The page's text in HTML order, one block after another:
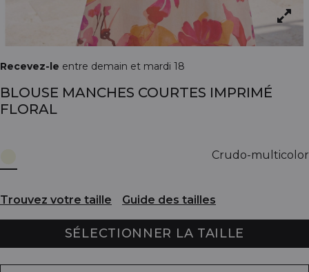
Recevez-le entre demain et mardi 18
BLOUSE MANCHES COURTES IMPRIMÉ
FLORAL
Crudo-multicolor
Trouvez votre taille Guide des tailles
SÉLECTIONNER LA TAILLE